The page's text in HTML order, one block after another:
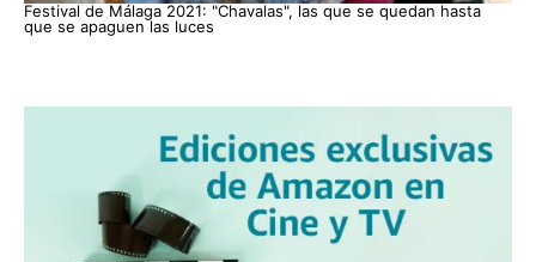
Festival de Málaga 2021: "Chavalas", las que se quedan hasta
que se apaguen las luces